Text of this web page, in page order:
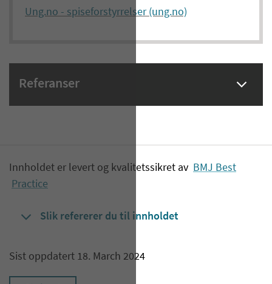
Ung.no - spiseforstyrrelser (ung.no)
Referanser
Innholdet er levert og kvalitetssikret av BMJ Best
Practice
Slik refererer du til innholdet
Sist oppdatert 18. March 2024